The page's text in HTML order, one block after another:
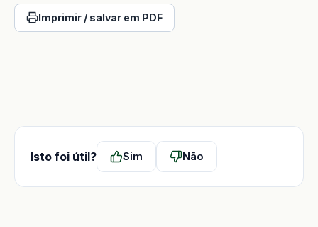
Imprimir / salvar em PDF
Isto foi útil? Sim Não